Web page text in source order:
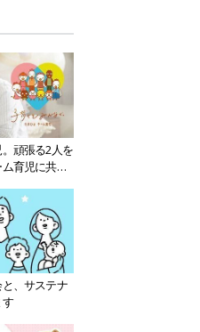
頑張る2人を
育児に共感
、サステナ